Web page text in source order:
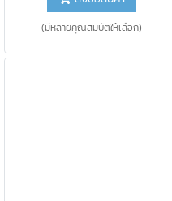
(มีหลายคุณสมบัติให้เลือก)